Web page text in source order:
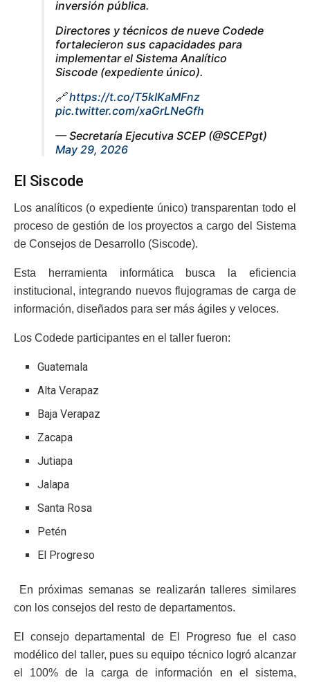
inversión pública.
Directores y técnicos de nueve Codede
fortalecieron sus capacidades para
implementar el Sistema Analítico
Siscode (expediente único).
🔗https://t.co/T5kIKaMFnz
pic.twitter.com/xaGrLNeGfh
— Secretaría Ejecutiva SCEP (@SCEPgt)
May 29, 2026
El Siscode
Los analíticos (o expediente único) transparentan todo el
proceso de gestión de los proyectos a cargo del Sistema
de Consejos de Desarrollo (Siscode).
Esta herramienta informática busca la eficiencia
institucional, integrando nuevos flujogramas de carga de
información, diseñados para ser más ágiles y veloces.
Los Codede participantes en el taller fueron:
Guatemala
Alta Verapaz
Baja Verapaz
Zacapa
Jutiapa
Jalapa
Santa Rosa
Petén
El Progreso
En próximas semanas se realizarán talleres similares
con los consejos del resto de departamentos.
El consejo departamental de El Progreso fue el caso
modélico del taller, pues su equipo técnico logró alcanzar
el 100% de la carga de información en el sistema,